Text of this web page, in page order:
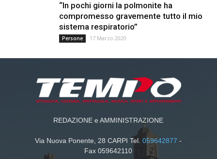
“In pochi giorni la polmonite ha
compromesso gravemente tutto il mio
sistema respiratorio”
Persone 17 Marzo 2020
REDAZIONE e AMMINISTRAZIONE
Via Nuova Ponente, 28 CARPI Tel.059642877 -
Fax 059642110